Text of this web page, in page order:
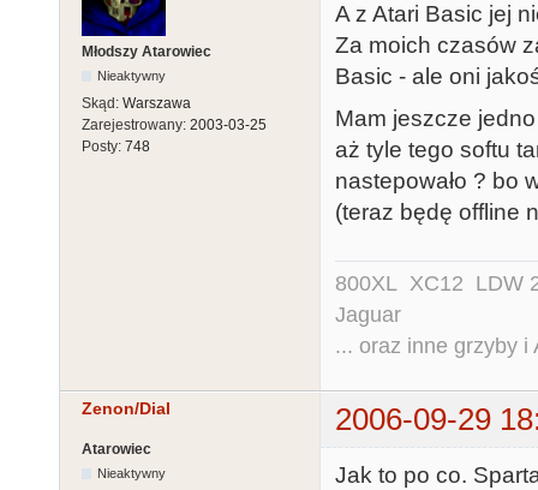
Młodszy Atarowiec
Nieaktywny
Skąd: Warszawa
Zarejestrowany: 2003-03-25
Posty: 748
A z Atari Basic jej
Za moich czasów
Basic - ale oni
Mam jeszcze
aż tyle tego softu
nastepowało ? bo
(teraz będę offline
800XL XC12 LDW
Jaguar
... oraz inne grzyby i
Zenon/Dial 2006-09-29
Atarowiec
Nieaktywny
Jak to po co.